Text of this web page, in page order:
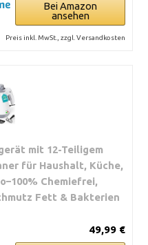
Bei Amazon
ansehen
Preis inkl. MwSt., zzgl. Versandkosten
mit 12-Teiligem
für Haushalt, Küche,
Chemiefrei,
Fett & Bakterien
49,99 €